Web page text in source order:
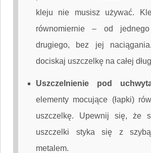
kleju nie musisz używać.
równomiernie – od
drugiego, bez jej
dociskaj uszczelkę na całej
Uszczelnienie pod
elementy mocujące (łapki)
uszczelkę. Upewnij się, że
uszczelki styka się z
metalem.